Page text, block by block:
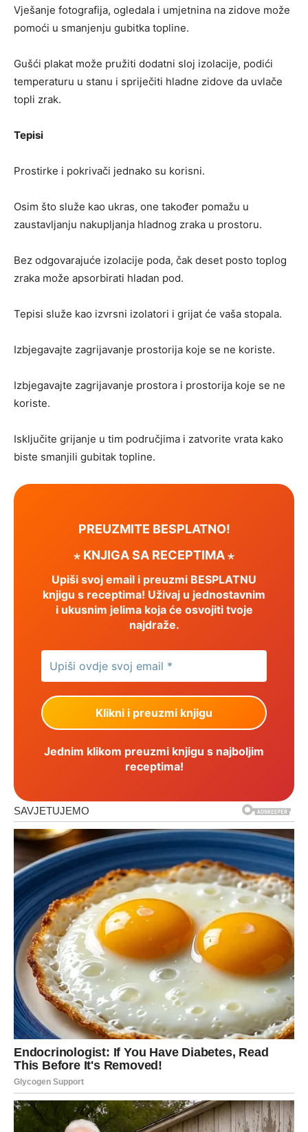
Vješanje fotografija, ogledala i umjetnina na zidove može
pomoći u smanjenju gubitka topline.
Gušći plakat može pružiti dodatni sloj izolacije, podići
temperaturu u stanu i spriječiti hladne zidove da uvlače
topli zrak.
Tepisi
Prostirke i pokrivači jednako su korisni.
Osim što služe kao ukras, one također pomažu u
zaustavljanju nakupljanja hladnog zraka u prostoru.
Bez odgovarajuće izolacije poda, čak deset posto toplog
zraka može apsorbirati hladan pod.
Tepisi služe kao izvrsni izolatori i grijat će vaša stopala.
Izbjegavajte zagrijavanje prostorija koje se ne koriste.
Izbjegavajte zagrijavanje prostora i prostorija koje se ne
koriste.
Isključite grijanje u tim područjima i zatvorite vrata kako
biste smanjili gubitak topline.
PREUZMITE BESPLATNO!
⋆ KNJIGA SA RECEPTIMA ⋆
Upiši svoj email i preuzmi BESPLATNU
knjigu s receptima! Uživaj u jednostavnim
i ukusnim jelima koja će osvojiti tvoje
najdraže.
Jednim klikom preuzmi knjigu s najboljim
receptima!